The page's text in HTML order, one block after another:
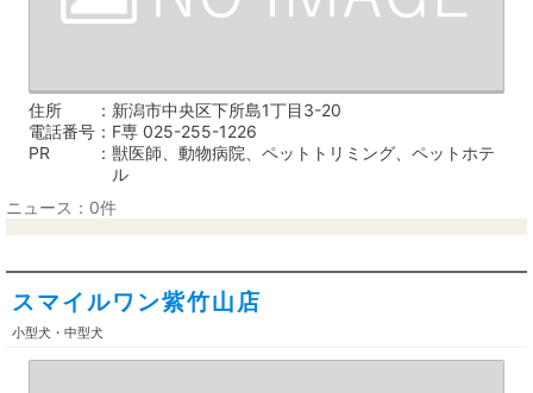
住所
新潟市中央区下所島1丁目3-20
電話番号
F専 025-255-1226
PR
獣医師、動物病院、ペットトリミング、ペットホテ
ル
ニュース：0件
スマイルワン紫竹山店
小型犬・中型犬